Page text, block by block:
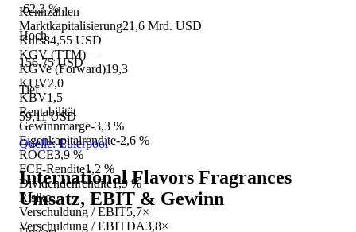
Kennzahlen
Marktkapitalisierung21,6 Mrd. USD
Kurs84,55 USD
KGV (TTM)—
KGVe (Forward)19,3
KUV2,0
KBV1,5
Rentabilität
Gewinnmarge-3,3 %
Eigenkapitalrendite-2,6 %
ROCE3,9 %
FCF-Rendite1,2 %
Dividendenrendite1,9 %
Risiko
Verschuldung / EBIT5,7×
Verschuldung / EBITDA3,8×
-62,3 %
Hoch
156,75 USD
Tief
59,11 USD
Quelle: Eulerpool
International Flavors Fragrances
Umsatz, EBIT & Gewinn